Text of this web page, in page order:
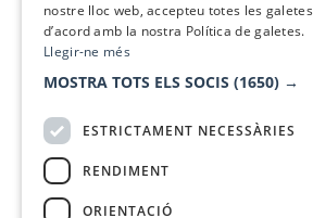
nostre lloc web, accepteu totes les galetes
d’acord amb la nostra Política de galetes.
Llegir-ne més
MOSTRA TOTS ELS SOCIS (1650) →
ESTRICTAMENT NECESSÀRIES
RENDIMENT
ORIENTACIÓ